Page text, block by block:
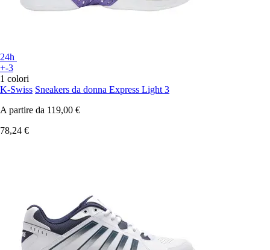
24h
+-3
1 colori
K-Swiss Sneakers da donna Express Light 3
A partire da 119,00 €
78,24 €